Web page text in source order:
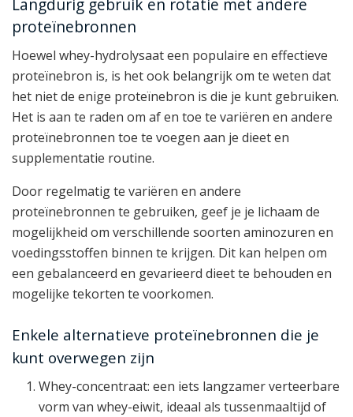
proteïnebronnen
Hoewel whey-hydrolysaat een populaire en effectieve
proteïnebron is, is het ook belangrijk om te weten dat
het niet de enige proteïnebron is die je kunt gebruiken.
Het is aan te raden om af en toe te variëren en andere
proteïnebronnen toe te voegen aan je dieet en
supplementatie routine.
Door regelmatig te variëren en andere
proteïnebronnen te gebruiken, geef je je lichaam de
mogelijkheid om verschillende soorten aminozuren en
voedingsstoffen binnen te krijgen. Dit kan helpen om
een gebalanceerd en gevarieerd dieet te behouden en
mogelijke tekorten te voorkomen.
Enkele alternatieve proteïnebronnen die je
kunt overwegen zijn
Whey-concentraat: een iets langzamer verteerbare
vorm van whey-eiwit, ideaal als tussenmaaltijd of